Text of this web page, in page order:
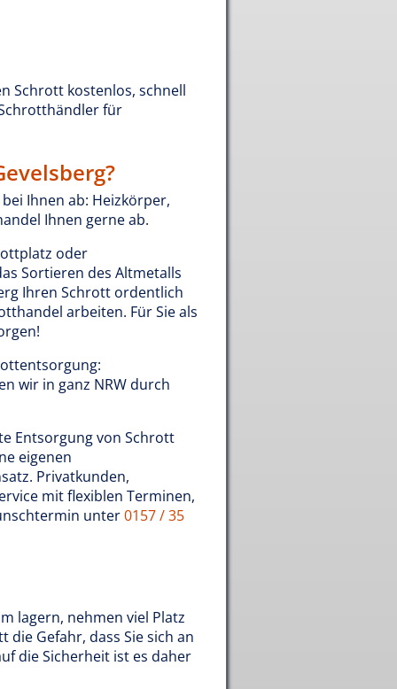
Schrott kostenlos, schnell
für
Ihnen ab: Heizkörper,
Ihnen gerne ab.
oder
Sortieren des Altmetalls
Ihren Schrott ordentlich
arbeiten. Für Sie als
wir in ganz NRW durch
Entsorgung von Schrott
eigenen
Privatkunden,
mit flexiblen Terminen,
unter0157 / 35
lagern, nehmen viel Platz
Gefahr, dass Sie sich an
die Sicherheit ist es daher